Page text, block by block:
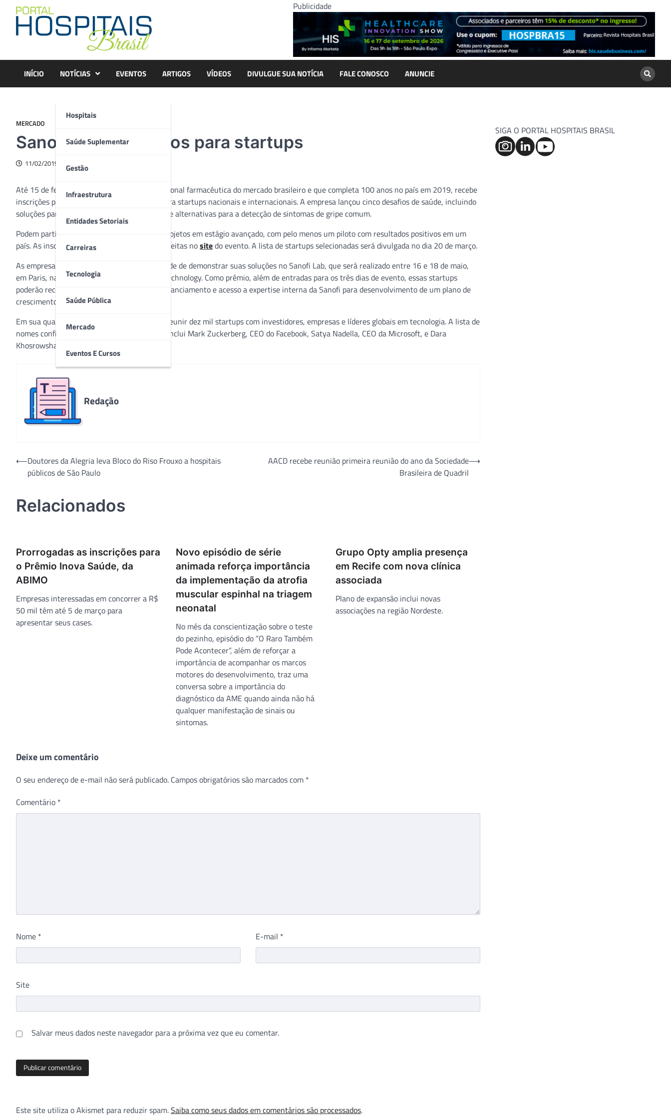
content
Publicidade
INÍCIO NOTÍCIAS
Hospitais
Saúde Suplementar
Gestão
Infraestrutura
Entidades Setoriais
Carreiras
Tecnologia
Saúde Pública
Mercado
Eventos E Cursos
EVENTOS ARTIGOS VÍDEOS DIVULGUE SUA NOTÍCIA FALE CONOSCO ANUNCIE
MERCADO
Sanofi lança desafios para startups
11/02/2019
Até 15 de fevereiro, a Sanofi, maior multinacional farmacêutica do mercado brasileiro e que completa 100 anos no país em 2019, recebe
inscrições para o desafio VivaTech, voltado para startups nacionais e internacionais. A empresa lançou cinco desafios de saúde, incluindo
soluções para o diagnóstico de doenças raras e alternativas para a detecção de sintomas de gripe comum.
Podem participar da seleção empresas com projetos em estágio avançado, com pelo menos um piloto com resultados positivos em um
país. As inscrições são gratuitas e podem ser feitas nositedo evento. A lista de startups selecionadas será divulgada no dia 20 de março.
As empresas selecionadas terão a oportunidade de demonstrar suas soluções no Sanofi Lab, que será realizado entre 16 e 18 de maio,
em Paris, na França, durante o evento Viva Technology. Como prêmio, além de entradas para os três dias de evento, essas startups
poderão receber ainda coaching, mentoria, financiamento e acesso a expertise interna da Sanofi para desenvolvimento de um plano de
crescimento.
Em sua quarta edição, o Viva Technology irá reunir dez mil startups com investidores, empresas e líderes globais em tecnologia. A lista de
nomes confirmados para o evento deste ano inclui Mark Zuckerberg, CEO do Facebook, Satya Nadella, CEO da Microsoft, e Dara
Khosrowshani, CEO da UBER.
Redação
Navegação
⟵Doutores da Alegria leva Bloco do Riso Frouxo a hospitais
públicos de São Paulo
AACD recebe reunião primeira reunião do ano da Sociedade
Brasileira de Quadril
⟶
Relacionados
Prorrogadas as inscrições para
o Prêmio Inova Saúde, da
ABIMO
Empresas interessadas em concorrer a R$
50 mil têm até 5 de março para
apresentar seus cases.
Novo episódio de série
animada reforça importância
da implementação da atrofia
muscular espinhal na triagem
neonatal
No mês da conscientização sobre o teste
do pezinho, episódio do “O Raro Também
Pode Acontecer”, além de reforçar a
importância de acompanhar os marcos
motores do desenvolvimento, traz uma
conversa sobre a importância do
diagnóstico da AME quando ainda não há
qualquer manifestação de sinais ou
sintomas.
Grupo Opty amplia presença
em Recife com nova clínica
associada
Plano de expansão inclui novas
associações na região Nordeste.
Deixe um comentário
O seu endereço de e-mail não será publicado. Campos obrigatórios são marcados com *
Comentário *
Nome * E-mail *
Site
Salvar meus dados neste navegador para a próxima vez que eu comentar.
Este site utiliza o Akismet para reduzir spam.Saiba como seus dados em comentários são processados.
SIGA O PORTAL HOSPITAIS BRASIL